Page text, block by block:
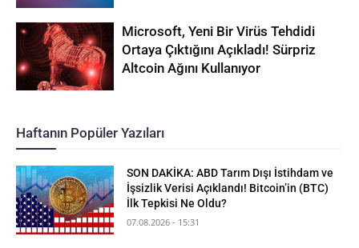
Microsoft, Yeni Bir Virüs Tehdidi
Ortaya Çıktığını Açıkladı! Sürpriz
Altcoin Ağını Kullanıyor
Haftanın Popüler Yazıları
SON DAKİKA: ABD Tarım Dışı İstihdam ve
İşsizlik Verisi Açıklandı! Bitcoin’in (BTC)
İlk Tepkisi Ne Oldu?
07.08.2026 - 15:31